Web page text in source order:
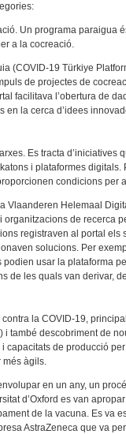
Un programa paraigua
a la cocreació.
(COVID-19 Türkiye
de projectes de
facilitava l’obertura de
en la cerca d’idees
Es tracta d’iniciatives
i plataformes
condicions per
Vlaanderen Helemaal
de recerca
registraven al portal
solucions. Per
usar la plataforma
de les quals van derivar,
la COVID-19,
també descobriment de
capacitats de producció
més àgils.
en un any, un
d’Oxford es van
de la vacuna. Es va
AstraZeneca que va